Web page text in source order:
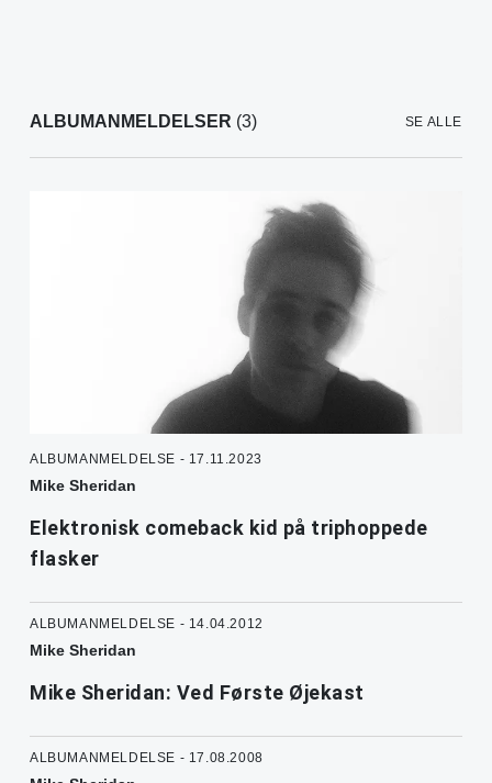
ALBUMANMELDELSER (3) SE ALLE
ALBUMANMELDELSE - 17.11.2023
Mike Sheridan
Elektronisk comeback kid på triphoppede
flasker
ALBUMANMELDELSE - 14.04.2012
Mike Sheridan
Mike Sheridan: Ved Første Øjekast
ALBUMANMELDELSE - 17.08.2008